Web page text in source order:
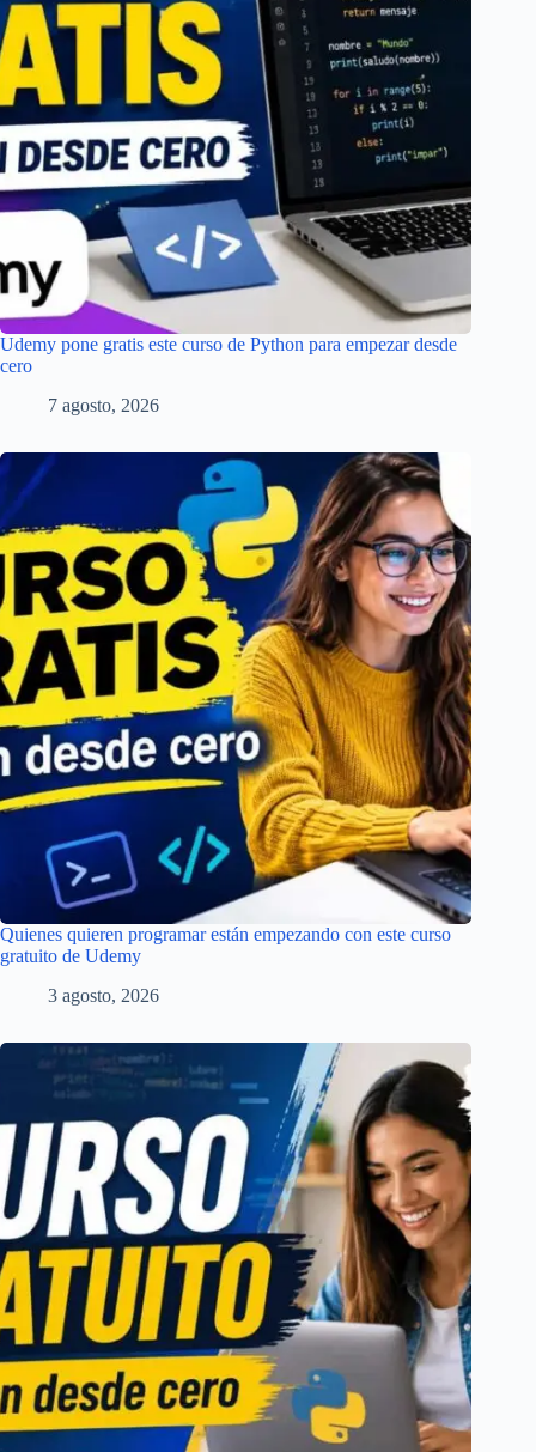
Udemy pone gratis este curso de Python para empezar desde
cero
7 agosto, 2026
Quienes quieren programar están empezando con este curso
gratuito de Udemy
3 agosto, 2026